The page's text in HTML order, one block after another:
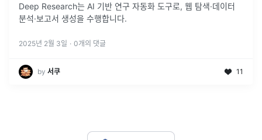
Deep Research는 AI 기반 연구 자동화 도구로, 웹 탐색·데이터
분석·보고서 생성을 수행합니다.
2025년 2월 3일 · 0개의 댓글
by 서쿠 11